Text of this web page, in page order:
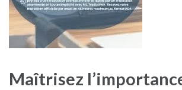
Maîtrisez